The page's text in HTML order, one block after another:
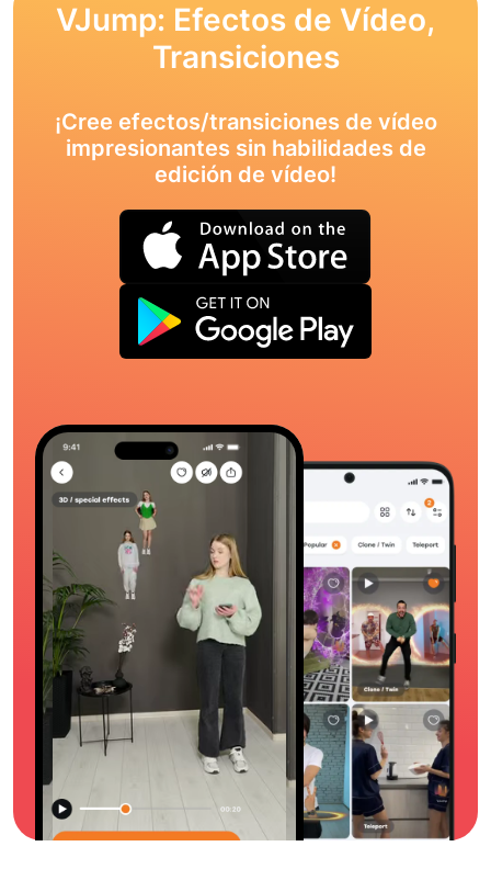
VJump: Efectos de Vídeo,
Transiciones
¡Cree efectos/transiciones de vídeo
impresionantes sin habilidades de
edición de vídeo!